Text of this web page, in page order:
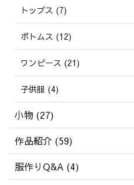
トップス (7)
ボトムス (12)
ワンピース (21)
子供服 (4)
小物 (27)
作品紹介 (59)
服作りQ&A (4)